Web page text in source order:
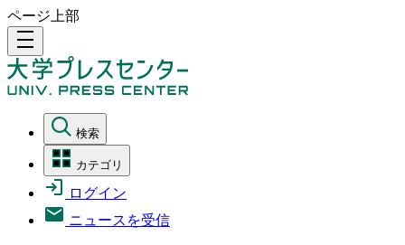
ページ上部
density_medium
検索
カテゴリ
ログイン
ニュースを受信